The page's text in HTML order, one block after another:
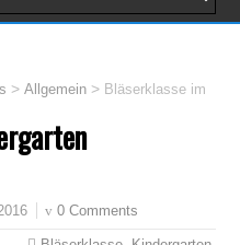
>Allgemein > Bläserklasse im
0 Comments